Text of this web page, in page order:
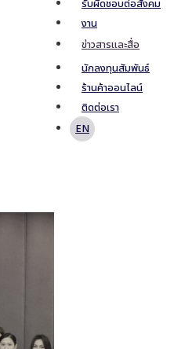
รับผิดชอบต่อสังคม
งาน
ข่าวสารและสื่อ
นักลงทุนสัมพันธ์
ร้านค้าออนไลน์
ติดต่อเรา
EN